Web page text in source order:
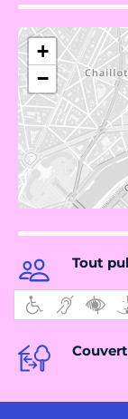
+
−
Tout
Couvert